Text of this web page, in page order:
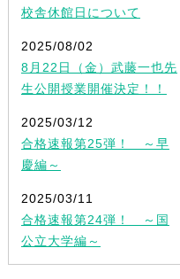
校舎休館日について
2025/08/02
8月22日（金）武藤一也先
生公開授業開催決定！！
2025/03/12
合格速報第25弾！ ～早
慶編～
2025/03/11
合格速報第24弾！ ～国
公立大学編～